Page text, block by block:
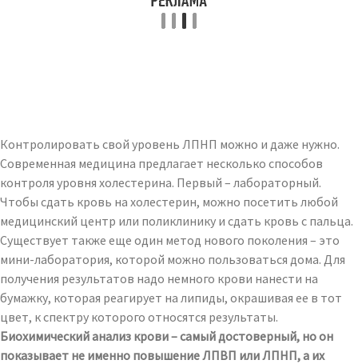
Контролировать свой уровень ЛПНП можно и даже нужно.
Современная медицина предлагает несколько способов
контроля уровня холестерина. Первый – лабораторный.
Чтобы сдать кровь на холестерин, можно посетить любой
медицинский центр или поликлинику и сдать кровь с пальца.
Существует также еще один метод нового поколения – это
мини-лаборатория, которой можно пользоваться дома. Для
получения результатов надо немного крови нанести на
бумажку, которая реагирует на липиды, окрашивая ее в тот
цвет, к спектру которого относятся результаты.
Биохимический анализ крови – самый достоверный, но он
показывает не именно повышение ЛПВП или ЛПНП, а их